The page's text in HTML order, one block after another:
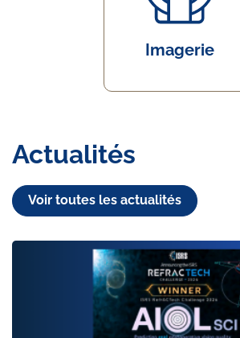
Imagerie
Actualités
Voir toutes les actualités